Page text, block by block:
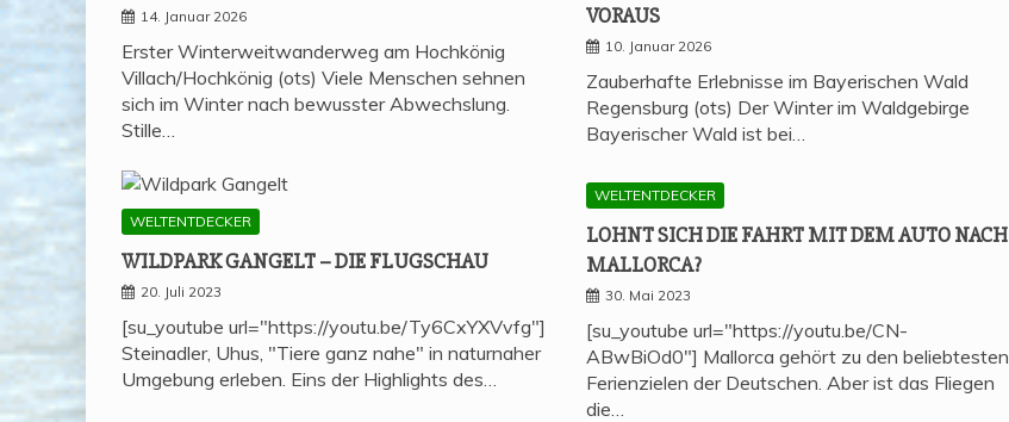
14. Januar 2026
Erster Winterweitwanderweg am Hochkönig
Villach/Hochkönig (ots) Viele Menschen sehnen
sich im Winter nach bewusster Abwechslung.
Stille…
VORAUS
10. Januar 2026
Zauberhafte Erlebnisse im Bayerischen Wald
Regensburg (ots) Der Winter im Waldgebirge
Bayerischer Wald ist bei…
WELTENTDECKER
WILD­PARK GAN­GELT – DIE FLUGSCHAU
20. Juli 2023
[su_youtube url="https://youtu.be/Ty6CxYXVvfg"]
Steinadler, Uhus, "Tiere ganz nahe" in naturnaher
Umgebung erleben. Eins der Highlights des…
WELTENTDECKER
LOHNT SICH DIE FAHRT MIT DEM AUTO NACH
MALLORCA?
30. Mai 2023
[su_youtube url="https://youtu.be/CN-
ABwBiOd0"] Mallorca gehört zu den beliebtesten
Ferienzielen der Deutschen. Aber ist das Fliegen
die…